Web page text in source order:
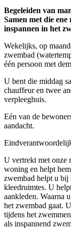
Begeleiden van
Samen met die
inspannen in het
Wekelijks, op
zwembad
één persoon met
U bent die middag
chauffeur en twee
verpleeghuis.
Eén van de
aandacht.
U vertrekt met onze
woning en helpt
zwembad helpt u bij
kleedruimtes. U
aankleden. Waarna
het zwembad gaat.
tijdens het
als inspannend